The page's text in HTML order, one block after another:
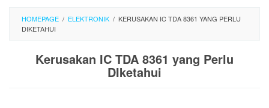
HOMEPAGE / ELEKTRONIK / KERUSAKAN IC TDA 8361 YANG PERLU
DIKETAHUI
Kerusakan IC TDA 8361 yang Perlu
DIketahui